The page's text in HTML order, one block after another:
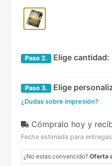
Paso 2. Elige cantidad:
Paso 3. Elige
¿Dudas sobre impresión?
Cómpralo hoy y
Fecha estimada para
¿No estas convencido? Oferta